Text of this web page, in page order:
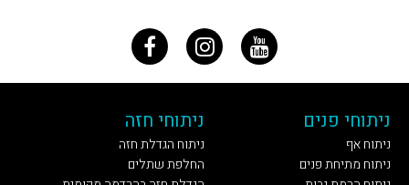
ניתוחי פנים
ניתוח אף
ניתוח מתיחת פנים
ניתוחי חזה
ניתוח הגדלת חזה
החלפת שתלים